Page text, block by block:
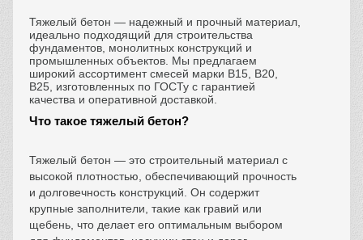
Тяжелый бетон — надежный и прочный материал,
идеально подходящий для строительства
фундаментов, монолитных конструкций и
промышленных объектов. Мы предлагаем
широкий ассортимент смесей марки В15, В20,
В25, изготовленных по ГОСТу с гарантией
качества и оперативной доставкой.
Что такое тяжелый бетон?
Тяжелый бетон — это строительный материал с
высокой плотностью, обеспечивающий прочность
и долговечность конструкций. Он содержит
крупные заполнители, такие как гравий или
щебень, что делает его оптимальным выбором